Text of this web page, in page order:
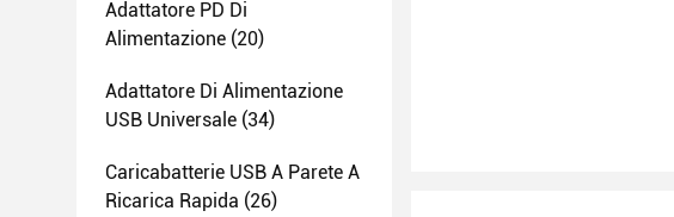
Adattatore PD Di
Alimentazione (20)
Adattatore Di Alimentazione
USB Universale (34)
Caricabatterie USB A Parete A
Ricarica Rapida (26)